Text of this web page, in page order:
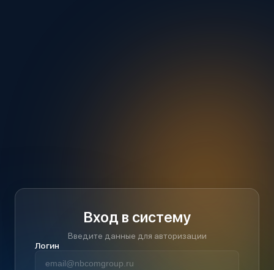
Вход в систему
Введите данные для авторизации
Логин